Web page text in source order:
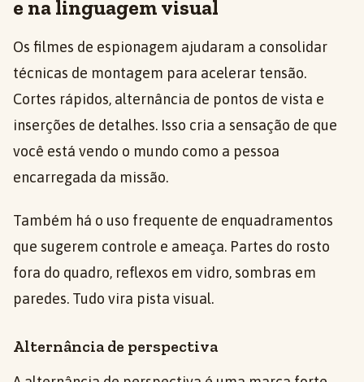
e na linguagem visual
Os filmes de espionagem ajudaram a consolidar
técnicas de montagem para acelerar tensão.
Cortes rápidos, alternância de pontos de vista e
inserções de detalhes. Isso cria a sensação de que
você está vendo o mundo como a pessoa
encarregada da missão.
Também há o uso frequente de enquadramentos
que sugerem controle e ameaça. Partes do rosto
fora do quadro, reflexos em vidro, sombras em
paredes. Tudo vira pista visual.
Alternância de perspectiva